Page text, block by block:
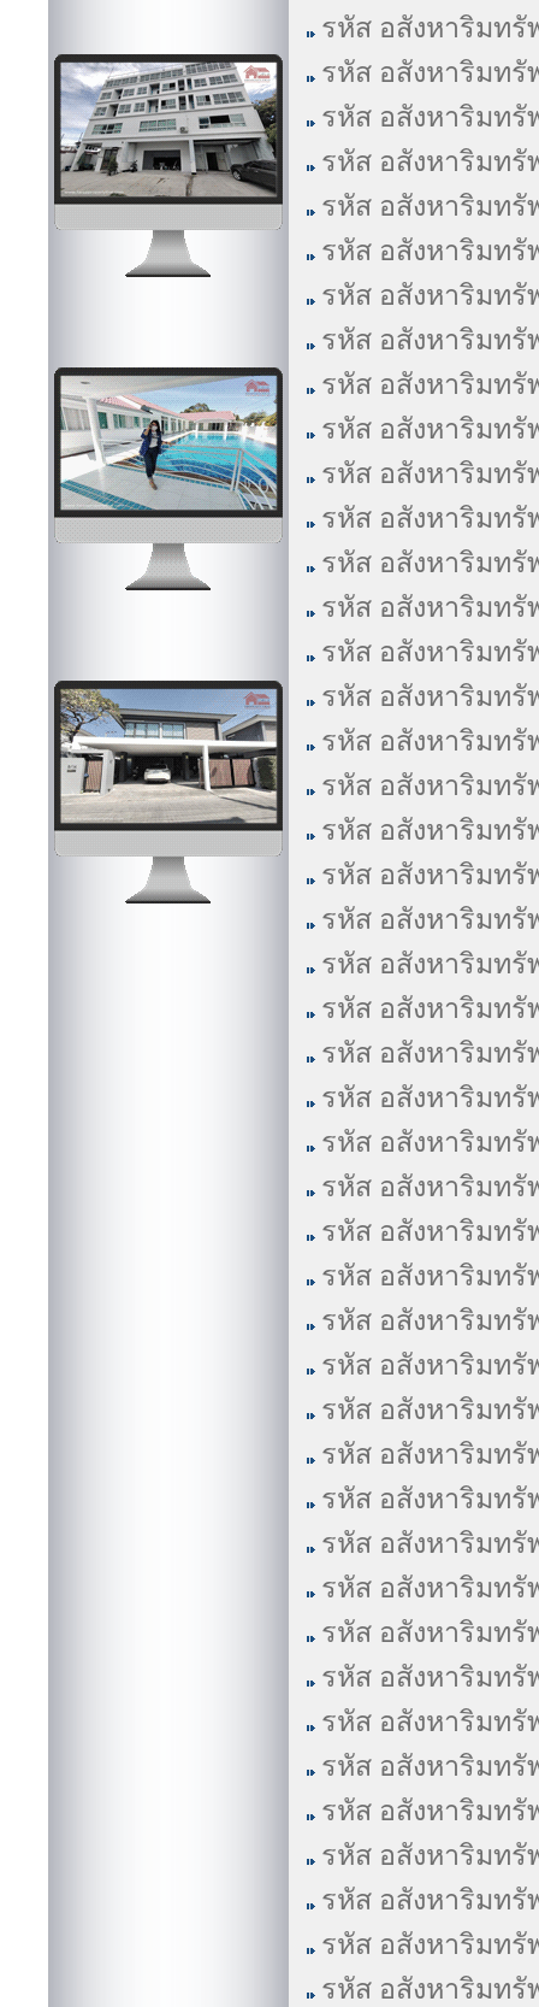
รหัส อสังหาริมทรั
รหัส อสังหาริมทรั
รหัส อสังหาริมทรั
รหัส อสังหาริมทรั
รหัส อสังหาริมทรั
รหัส อสังหาริมทรั
รหัส อสังหาริมทรั
รหัส อสังหาริมทรั
รหัส อสังหาริมทรั
รหัส อสังหาริมทรั
รหัส อสังหาริมทรั
รหัส อสังหาริมทรั
รหัส อสังหาริมทรั
รหัส อสังหาริมทรั
รหัส อสังหาริมทรั
รหัส อสังหาริมทรั
รหัส อสังหาริมทรั
รหัส อสังหาริมทรั
รหัส อสังหาริมทรั
รหัส อสังหาริมทรั
รหัส อสังหาริมทรั
รหัส อสังหาริมทรั
รหัส อสังหาริมทรั
รหัส อสังหาริมทรั
รหัส อสังหาริมทรั
รหัส อสังหาริมทรั
รหัส อสังหาริมทรั
รหัส อสังหาริมทรั
รหัส อสังหาริมทรั
รหัส อสังหาริมทรั
รหัส อสังหาริมทรั
รหัส อสังหาริมทรั
รหัส อสังหาริมทรั
รหัส อสังหาริมทรั
รหัส อสังหาริมทรั
รหัส อสังหาริมทรั
รหัส อสังหาริมทรั
รหัส อสังหาริมทรั
รหัส อสังหาริมทรั
รหัส อสังหาริมทรั
รหัส อสังหาริมทรั
รหัส อสังหาริมทรั
รหัส อสังหาริมทรั
รหัส อสังหาริมทรั
รหัส อสังหาริมทรั